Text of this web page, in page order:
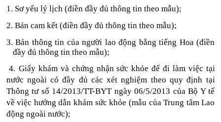
1. Sơ yếu lý lịch (điền đầy đủ thông tin theo mẫu);
2. Bản cam kết (điền đầy đủ thông tin theo mẫu);
3. Bản thông tin của người lao động bằng tiếng Hoa (điền
đầy đủ thông tin theo mẫu);
4. Giấy khám và chứng nhận sức khỏe để đi làm việc tại
nước ngoài có đầy đủ các xét nghiệm theo quy định tại
Thông tư số 14/2013/TT-BYT ngày 06/5/2013 của Bộ Y tế
về việc hướng dẫn khám sức khỏe (mẫu của Trung tâm Lao
động ngoài nước);